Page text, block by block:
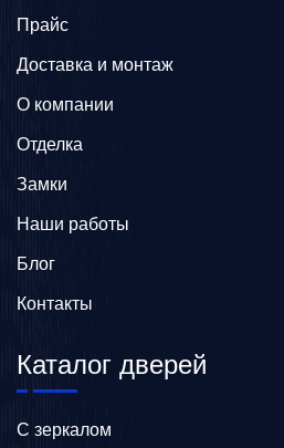
Прайс
Доставка и монтаж
О компании
Отделка
Замки
Наши работы
Блог
Контакты
Каталог дверей
C зеркалом